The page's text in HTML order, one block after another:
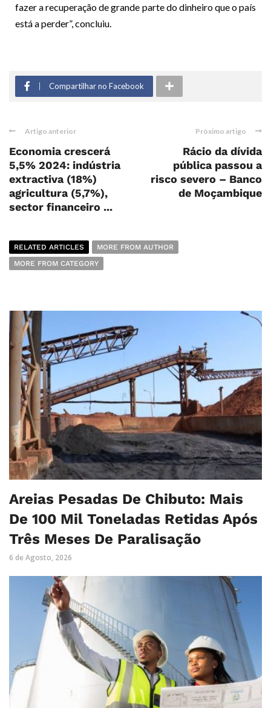
fazer a recuperação de grande parte do dinheiro que o país
está a perder”, concluiu.
Compartilhar no Facebook
Artigo anterior
Economia crescerá
5,5% 2024: indústria
extractiva (18%)
agricultura (5,7%),
sector financeiro ...
Próximo artigo
Rácio da dívida
pública passou a
risco severo – Banco
de Moçambique
RELATED ARTICLES
MORE FROM AUTHOR
MORE FROM CATEGORY
Areias Pesadas De Chibuto: Mais
De 100 Mil Toneladas Retidas Após
Três Meses De Paralisação
6 de Agosto, 2026